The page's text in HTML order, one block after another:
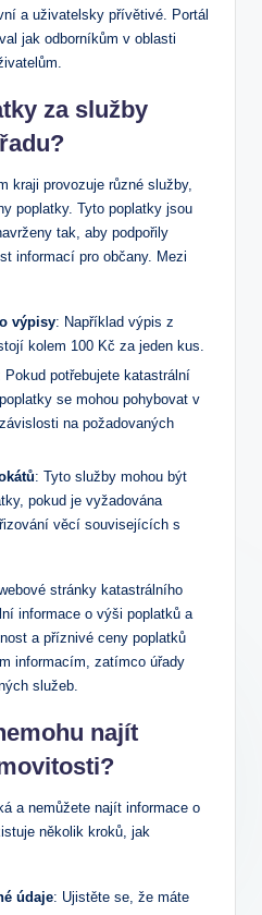
a uživatelsky přívětivé. Portál
jak odborníkům v oblasti
za služby
kraji provozuje různé služby,
poplatky. Tyto poplatky jsou
tak, aby podpořily
informací pro občany. Mezi
výpisy: Například výpis z
kolem 100 Kč za jeden kus.
Pokud potřebujete katastrální
se mohou pohybovat v
na požadovaných
: Tyto služby mohou být
pokud je vyžadována
věcí souvisejících s
stránky katastrálního
informace o výši poplatků a
a příznivé ceny poplatků
informacím, zatímco úřady
služeb.
najít
a nemůžete najít informace o
několik kroků, jak
údaje: Ujistěte se, že máte